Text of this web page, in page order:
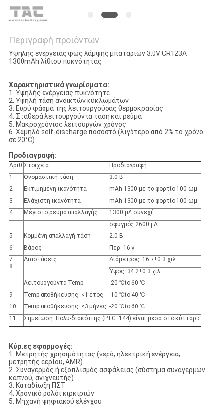
Περιγραφή προϊόντων
Υψηλής ενέργειας φως λάμψης μπαταριών 3.0V CR123A
1300mAh λίθιου πυκνότητας
Χαρακτηριστικά γνωρίσματα:
1. Υψηλής ενέργειας πυκνότητα
2. Υψηλή τάση ανοικτών κυκλωμάτων
3. Ευρύ φάσμα της λειτουργούσας θερμοκρασίας
4. Σταθερά λειτουργούντα τάση και ρεύμα
5. Μακροχρόνιος λειτουργών χρόνος
6. Χαμηλό self-discharge ποσοστό (λιγότερο από 2% το χρόνο
σε 20°C).
Προδιαγραφή:
Αριθ. Στοιχεία
Προδιαγραφή
1
Ονομαστική τάση
3.0 Β
2
Εκτιμημένη ικανότητα
mAh 1300 με το φορτίο 100 ωμ
3
Ελάχιστη ικανότητα
mAh 1300 με το φορτίο 100 ωμ
4
Μέγιστο ρεύμα απαλλαγής
1300 μΑ συνεχή
σφυγμός 2600 μΑ
5
Κομμένη απαλλαγή τάση
2.0 Β
6
Βάρος
Περ. 16 γ
7
8
Διαστάσεις
Διάμετρος: 16.7±0.3 χιλ.
Ύψος: 34.2±0.3 χιλ.
Λειτουργούντα Temp.
-20 ℃to 60 ℃
9
Temp αποθήκευσης. <1 έτος
-10 ℃to 40 ℃
10
Temp αποθήκευσης. <3 μήνες -20 ℃to 60 ℃
11
Σημείωση: Πολυ-διακόπτης (PTC: 144) είναι μέσα στο κύτταρο.
Κύριες εφαρμογές:
1. Μετρητής χρησιμότητας (νερό, ηλεκτρική ενέργεια,
μετρητής αερίου, AMR)
2. Συναγερμός ή εξοπλισμός ασφάλειας (σύστημα συναγερμών
καπνού, ανιχνευτής)
3. Καταδίωξη ΠΣΤ
4. Χρονικό ρολόι κιρκιριών
5. Μηχανή ψηφιακού ελέγχου